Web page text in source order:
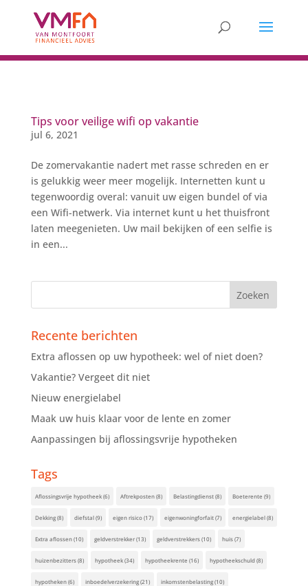
Tips voor veilige wifi op vakantie
jul 6, 2021
De zomervakantie nadert met rasse schreden en er
is gelukkig weer meer mogelijk. Internetten kunt u
tegenwoordig overal: vanuit uw eigen bundel of via
een Wifi-netwerk. Via internet kunt u het thuisfront
laten meegenieten. Uw mail bekijken of een selfie is
in een...
Recente berichten
Extra aflossen op uw hypotheek: wel of niet doen?
Vakantie? Vergeet dit niet
Nieuw energielabel
Maak uw huis klaar voor de lente en zomer
Aanpassingen bij aflossingsvrije hypotheken
Tags
Aflossingsvrije hypotheek(6) Aftrekposten(8) Belastingdienst(8) Boeterente (9)
Dekking(8) diefstal(9) eigen risico(17) eigenwoningforfait(7) energielabel(8)
Extra aflossen(10) geldverstrekker(13) geldverstrekkers(10) huis(7)
huizenbezitters(8) hypotheek(34) hypotheekrente (16) hypotheekschuld(8)
hypotheken(6) inboedelverzekering(21) inkomstenbelasting(10)